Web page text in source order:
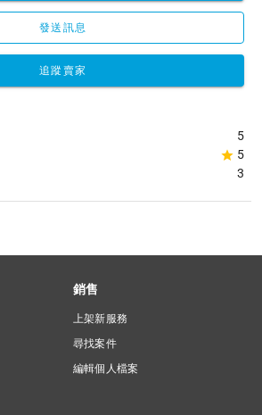
發送訊息
追蹤賣家
5
5
3
銷售
上架新服務
尋找案件
編輯個人檔案